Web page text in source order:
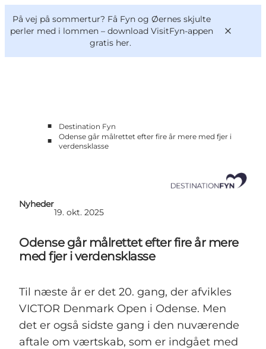
På vej på sommertur? Få Fyn og Øernes skjulte
perler med i lommen – download VisitFyn-appen
gratis her.
Bliv medlem
Projekter og Aktuelt
Om os
Deutsch
■
Destination Fyn
■
Odense går målrettet efter fire år mere med fjer i
verdensklasse
Nyheder
19. okt. 2025
Odense går målrettet efter fire år mere
med fjer i verdensklasse
Til næste år er det 20. gang, der afvikles
VICTOR Denmark Open i Odense. Men
det er også sidste gang i den nuværende
aftale om værtskab, som er indgået med